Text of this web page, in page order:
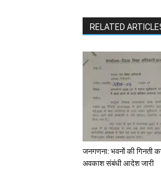
RELATED
जनगणना: भवनों की गिनती
अवकाश संबंधी आदेश जारी